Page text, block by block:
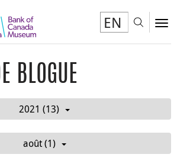
EN
BLOGUE
2021 (13)
août (1)